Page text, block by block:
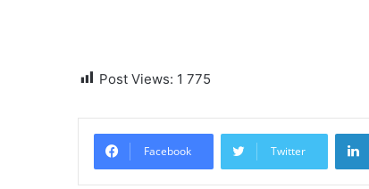
Post Views: 1 775
Facebook Twitter